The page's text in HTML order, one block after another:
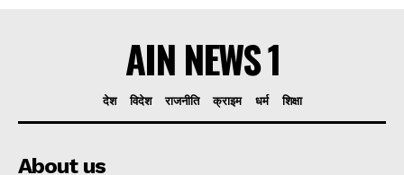
AIN NEWS 1
देश विदेश राजनीति क्राइम धर्म शिक्षा
About us